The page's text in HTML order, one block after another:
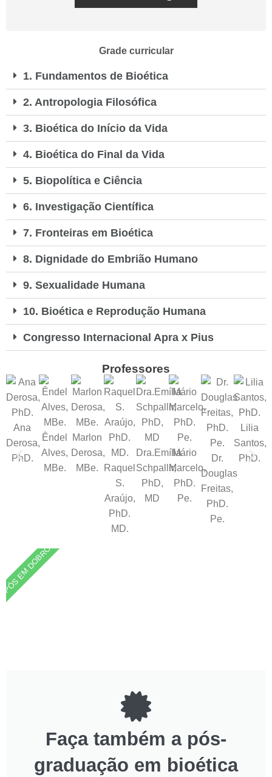
Grade curricular
1. Fundamentos de Bioética
2. Antropologia Filosófica
3. Bioética do Início da Vida
4. Bioética do Final da Vida
5. Biopolítica e Ciência
6. Investigação Científica
7. Fronteiras em Bioética
8. Dignidade do Embrião Humano
9. Sexualidade Humana
10. Bioética e Reprodução Humana
Congresso Internacional Apra x Pius
Professores
Ana
Derosa,
PhD.
Êndel
Alves,
MBe.
Marlon
Derosa,
MBe.
Raquel
S.
Araújo,
PhD.
MD.
Dra.Emília
Schpallir,
PhD,
MD
Mário
Marcelo,
PhD.
Pe.
Dr.
Douglas
Freitas,
PhD.
Pe.
Lilia
Santos,
PhD.
Faça também a pós-
graduação em bioética
PÓS EM DOBRO